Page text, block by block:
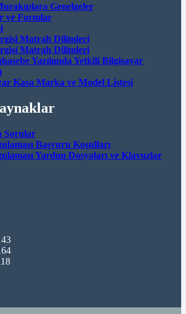
Genelgeler
ve Formlar
Matrah Dilimleri
Matrah Dilimleri
Yazılımda Yetkili Bilgisayar
Kasa Marka ve Model Listesi
Sorular
Başvuru Koşulları
Yardım Dosyaları ve Klavuzlar